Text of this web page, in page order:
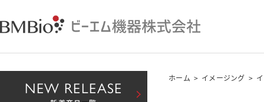
ホーム > イメージング >
NEW RELEASE